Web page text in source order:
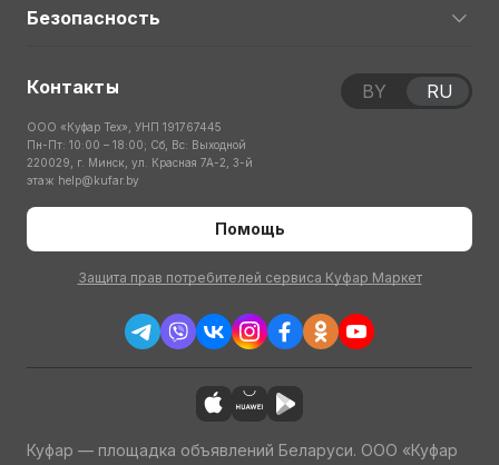
Безопасность
Контакты
ООО «Куфар Тех», УНП 191767445
Пн-Пт: 10:00 – 18:00; Сб, Вс: Выходной
220029, г. Минск, ул. Красная 7А-2, 3-й
этаж help@kufar.by
Помощь
Защита прав потребителей сервиса Куфар Маркет
BY RU
Куфар — площадка объявлений Беларуси. ООО «Куфар